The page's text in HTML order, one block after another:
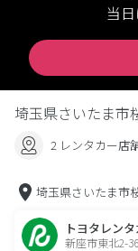
当
埼玉県さいたま市
2 レンタカー店
埼玉県さいたま市
トヨタレン
新座市東北2-